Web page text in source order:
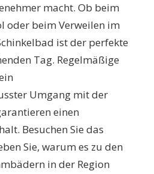
macht. Ob beim
oder beim Verweilen im
ist der perfekte
Tag. Regelmäßige
Umgang mit der
einen
Besuchen Sie das
Sie, warum es zu den
in der Region